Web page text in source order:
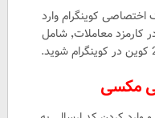
اختصاصی کوینگرام وارد
صرافی مکسی شوید تا علاوه بر تخفیف در کارمزد معاملات٬ شامل
مکسی